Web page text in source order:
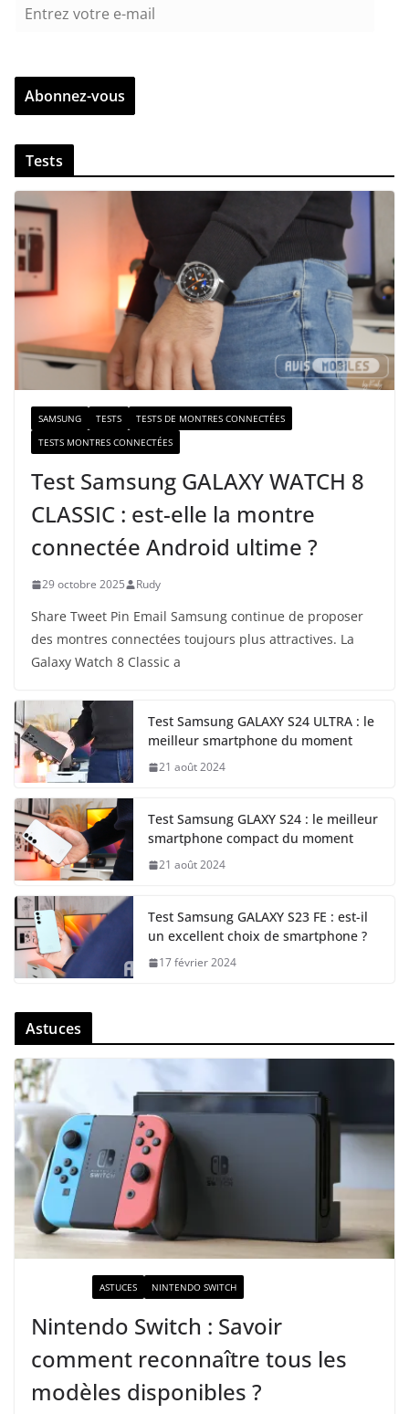
r
z
v
t
r
e
e
m
i
Abonnez-vous
Tests
SAMSUNG TESTS
TESTS DE MONTRES CONNECTÉES
TESTS MONTRES CONNECTÉES
Test Samsung GALAXY WATCH 8
CLASSIC : est-elle la montre
connectée Android ultime ?
29 octobre 2025 Rudy
Share Tweet Pin Email Samsung continue de proposer
des montres connectées toujours plus attractives. La
Galaxy Watch 8 Classic a
Test Samsung GALAXY S24 ULTRA : le
meilleur smartphone du moment
21 août 2024
Test Samsung GLAXY S24 : le meilleur
smartphone compact du moment
21 août 2024
Test Samsung GALAXY S23 FE : est-il
un excellent choix de smartphone ?
17 février 2024
Astuces
ASTUCES NINTENDO SWITCH
Nintendo Switch : Savoir
comment reconnaître tous les
modèles disponibles ?